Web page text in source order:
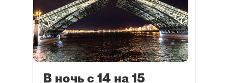
В ночь с 14 на 15